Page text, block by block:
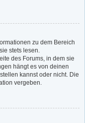
zu dem Bereich
stets lesen.
des Forums, in dem sie
hängt es von deinen
kannst oder nicht. Die
vergeben.